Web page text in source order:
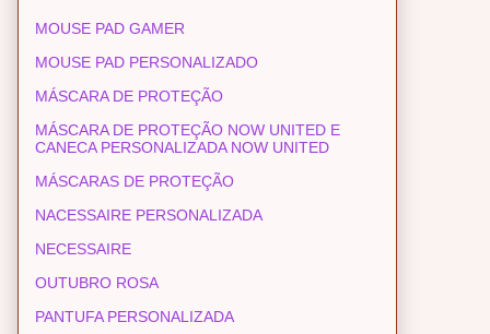
MOUSE PAD GAMER
MOUSE PAD PERSONALIZADO
MÁSCARA DE PROTEÇÃO
MÁSCARA DE PROTEÇÃO NOW UNITED E
CANECA PERSONALIZADA NOW UNITED
MÁSCARAS DE PROTEÇÃO
NACESSAIRE PERSONALIZADA
NECESSAIRE
OUTUBRO ROSA
PANTUFA PERSONALIZADA